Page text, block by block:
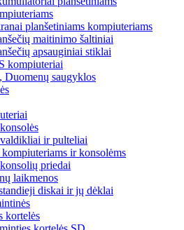
planšetiniams kompiuteriams
maitinimo šaltiniai
apsauginiai stiklai
kompiuteriai
Duomenų saugyklos
ir pulteliai
ir konsolėms
priedai
laikmenos
diskai ir jų dėklai
kortelės